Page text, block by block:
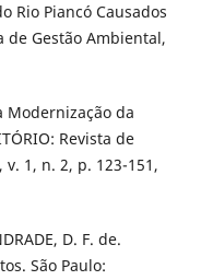
Rio Piancó Causados
de Gestão Ambiental,
Modernização da
Revista de
1, n. 2, p. 123-151,
D. F. de.
São Paulo: